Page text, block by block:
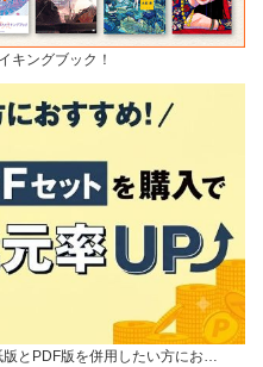
キングブック！
版とPDF版を併用したい方にお…